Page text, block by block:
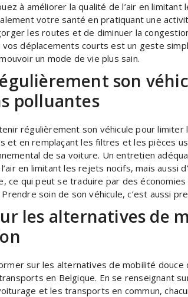
à améliorer la qualité de l’air en limitant
votre santé en pratiquant une
les routes et de diminuer la
vos déplacements courts est un geste
un mode de vie plus sain.
son
polluantes
régulièrement son véhicule pour limiter
et en remplaçant les filtres et les pièces
de sa voiture. Un entretien
en limitant les rejets nocifs, mais aussi
ce qui peut se traduire par des
soin de son véhicule, c’est aussi
les alternatives de
sur les alternatives de mobilité
en Belgique. En se renseignant
et les transports en commun,